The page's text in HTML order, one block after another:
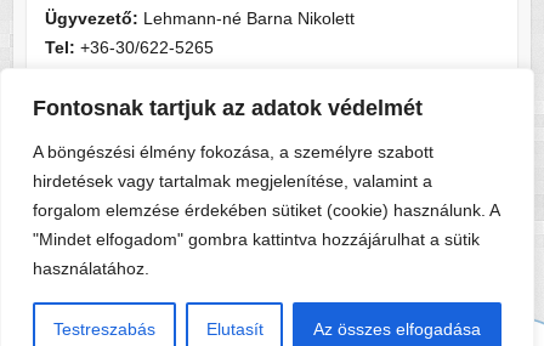
Fontosnak tartjuk az adatok védelmét
A böngészési élmény fokozása, a személyre szabott
hirdetések vagy tartalmak megjelenítése, valamint a
forgalom elemzése érdekében sütiket (cookie) használunk. A
"Mindet elfogadom" gombra kattintva hozzájárulhat a sütik
használatához.
Testreszabás Elutasít Az összes elfogadása
Ügyvezető: Lehmann-né Barna Nikolett
Tel: +36-30/622-5265
Cégjegyzékszám:cg05-06-015156
Copyright © 2026Tri-shop . A sablont készítette:Colorlib Működteti:WordPress